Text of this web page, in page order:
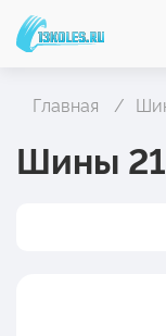
Главная
Шины